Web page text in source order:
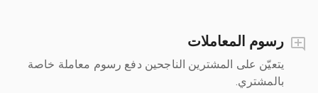
رسوم المعاملات
يتعيّن على المشترين الناجحين دفع رسوم معاملة خاصة
بالمشتري.